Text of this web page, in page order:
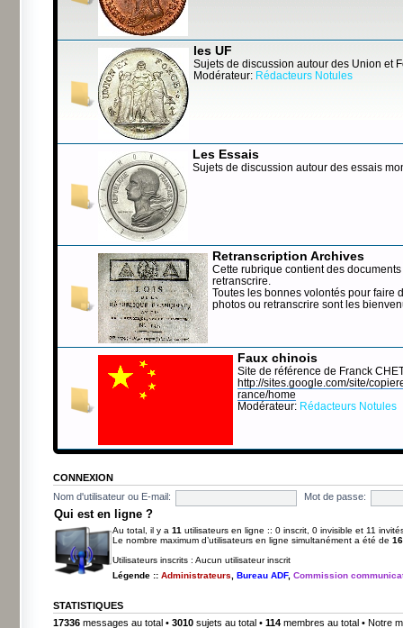
les UF
Sujets de discussion autour des Union et
Modérateur: Rédacteurs Notules
Les Essais
Sujets de discussion autour des essais
Retranscription Archives
Cette rubrique contient des
retranscrire.
Toutes les bonnes volontés pour faire
photos ou retranscrire sont les
Faux chinois
Site de référence de Franck
http://sites.google.com/site/
rance/home
Modérateur: Rédacteurs Notules
CONNEXION
Nom d'utilisateur ou E-mail:
Mot de passe:
Qui est en ligne ?
Au total, il y a 11 utilisateurs en ligne :: 0 inscrit, 0 invisible et 11
Le nombre maximum d’utilisateurs en ligne simultanément a été de
Utilisateurs inscrits : Aucun utilisateur inscrit
Légende :: Administrateurs Bureau ADF, Commission
STATISTIQUES
17336 messages au total • 3010 sujets au total • 114 membres au total • Notre